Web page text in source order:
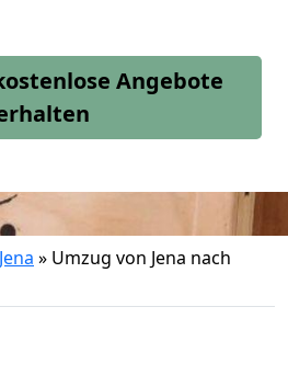
Angebote
» Umzug von Jena nach